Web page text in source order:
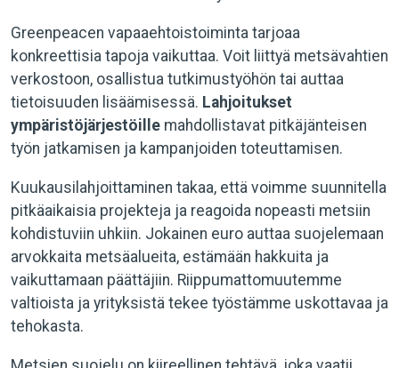
Greenpeacen vapaaehtoistoiminta tarjoaa
konkreettisia tapoja vaikuttaa. Voit liittyä metsävahtien
verkostoon, osallistua tutkimustyöhön tai auttaa
tietoisuuden lisäämisessä. Lahjoitukset
ympäristöjärjestöille mahdollistavat pitkäjänteisen
työn jatkamisen ja kampanjoiden toteuttamisen.
Kuukausilahjoittaminen takaa, että voimme suunnitella
pitkäaikaisia projekteja ja reagoida nopeasti metsiin
kohdistuviin uhkiin. Jokainen euro auttaa suojelemaan
arvokkaita metsäalueita, estämään hakkuita ja
vaikuttamaan päättäjiin. Riippumattomuutemme
valtioista ja yrityksistä tekee työstämme uskottavaa ja
tehokasta.